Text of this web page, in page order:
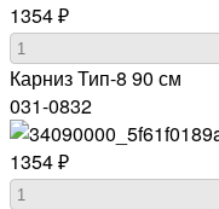
1354 ₽
Карниз Тип-8 90 см
031-0832
1354 ₽